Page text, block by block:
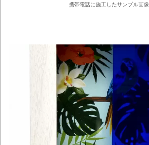
携帯電話に施工したサンプル画像